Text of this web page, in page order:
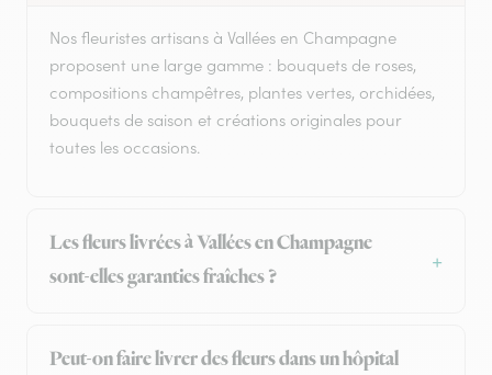
Nos fleuristes artisans à Vallées en Champagne
proposent une large gamme : bouquets de roses,
compositions champêtres, plantes vertes, orchidées,
bouquets de saison et créations originales pour
toutes les occasions.
Les fleurs livrées à Vallées en Champagne
sont-elles garanties fraîches ?
Peut-on faire livrer des fleurs dans un hôpital